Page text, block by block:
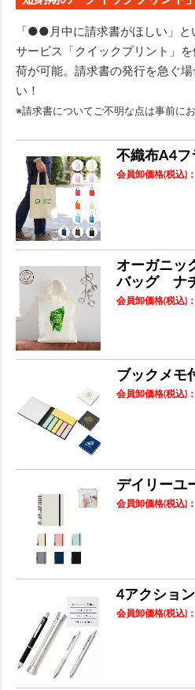
「●●月中に請求書がほしい」
サービス「クイックプリント」
荷が可能。請求書の発行を急ぐ
い！
※請求書についてご不明な点は事前に
不織布A4フ
会員卸価格(税込) ：
オーガニッ
バッグ ナ
会員卸価格(税込) ：
ブックメモ
会員卸価格(税込) ：
デイリーユ
会員卸価格(税込) ：
4アクショ
会員卸価格(税込) ：